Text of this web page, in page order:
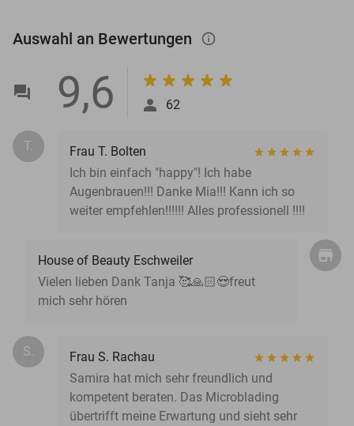
Auswahl an Bewertungen info_outlined
9,6 62
T.
Frau T. Bolten
Ich bin einfach "happy"! Ich habe
Augenbrauen!!! Danke Mia!!! Kann ich so
weiter empfehlen!!!!!! Alles professionell !!!!
House of Beauty Eschweiler
Vielen lieben Dank Tanja 🥰🙏🏻😍freut
mich sehr hören
S.
Frau S. Rachau
Samira hat mich sehr freundlich und
kompetent beraten. Das Microblading
übertrifft meine Erwartung und sieht sehr